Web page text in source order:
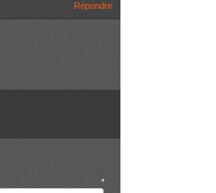
Répondre
*